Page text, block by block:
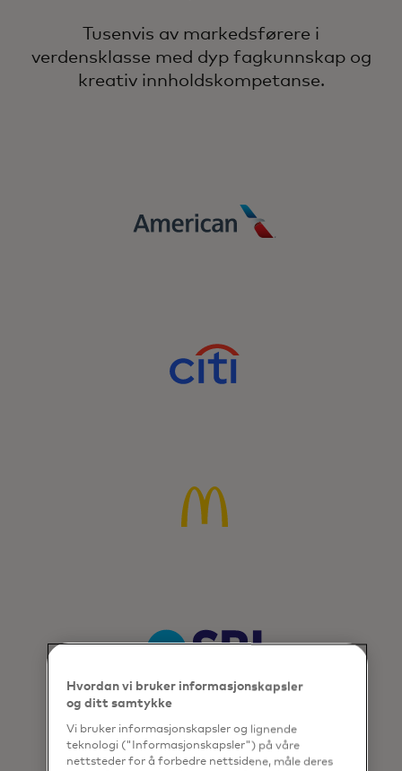
lojalitet med kraften til Mastercard.
Tusenvis av markedsførere i
verdensklasse med dyp fagkunnskap og
kreativ innholdskompetanse.
Hvordan vi bruker informasjonskapsler
og ditt samtykke
Vi bruker informasjonskapsler og lignende
teknologi ("Informasjonskapsler") på våre
nettsteder for å forbedre nettsidene, måle deres